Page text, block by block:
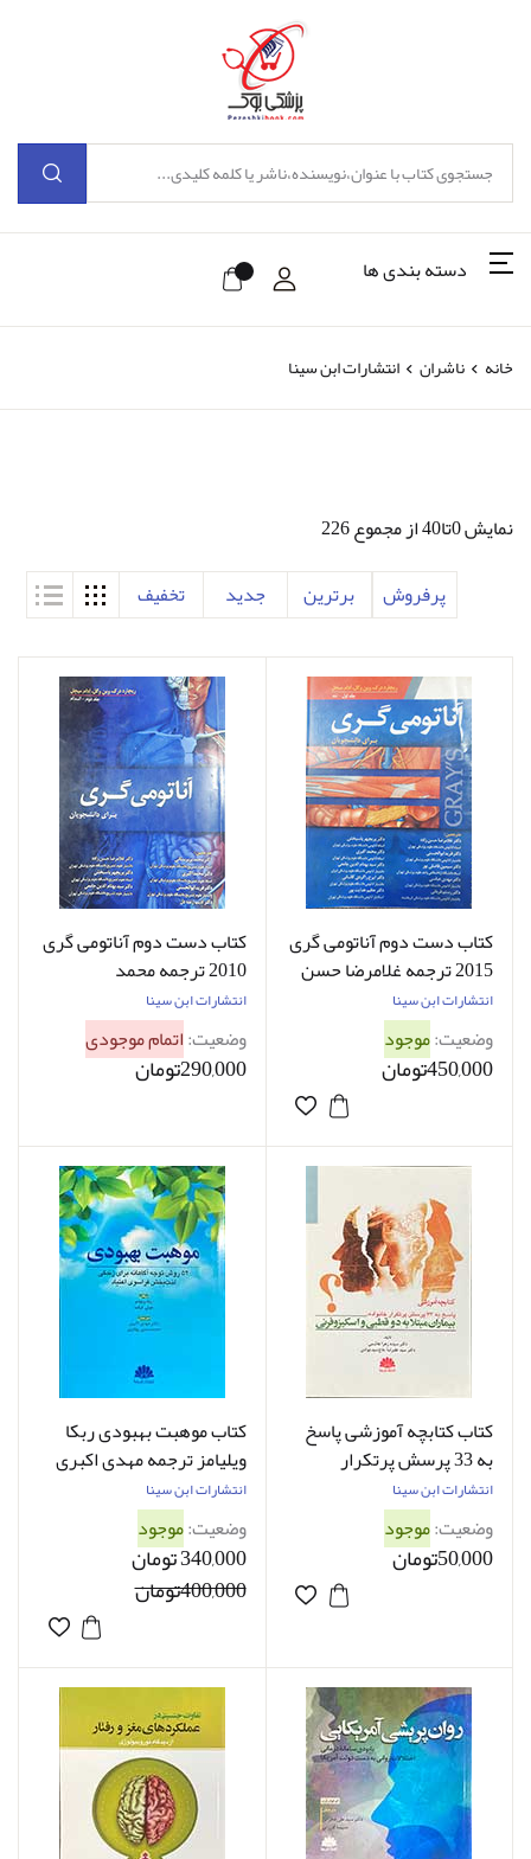
دسته بندی ها
خانه ناشران انتشارات ابن سینا
نمایش 0تا40 از مجموع 226
پرفروش
برترین جدید تخفیف
کتاب دست دوم آناتومی گری
2015 ترجمه غلامرضا حسن
زاده جلد اول تنه - نوشته
دارد
انتشارات ابن سینا
وضعیت:موجود
450,000تومان
کتاب دست دوم آناتومی گری
2010 ترجمه محمد
بربرستانی جلد دوم اندام -
نوشته دارد
انتشارات ابن سینا
وضعیت:اتمام موجودی
290,000تومان
کتاب کتابچه آموزشی پاسخ
به 33 پرسش پرتکرار
خانواده ،بیماران مبتلا به دو
قطبی و اسکیزوفرنی زهرا
هاشمی
انتشارات ابن سینا
وضعیت:موجود
50,000تومان
کتاب موهبت بهبودی ربکا
ویلیامز ترجمه مهدی اکبری
انتشارات ابن سینا
وضعیت:موجود
340,000 تومان
400,000تومان